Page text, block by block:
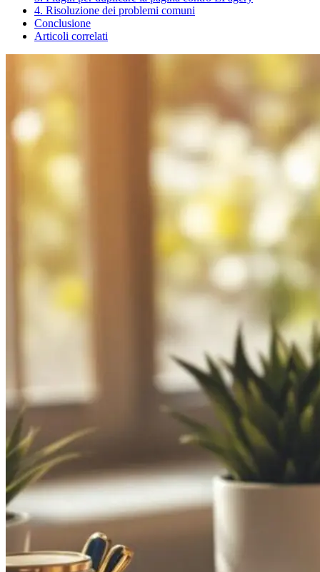
4. Risoluzione dei problemi comuni
Conclusione
Articoli correlati